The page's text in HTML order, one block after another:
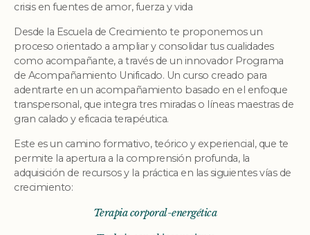
crisis en fuentes de amor, fuerza y vida
Desde la Escuela de Crecimiento te proponemos un
proceso orientado a ampliar y consolidar tus cualidades
como acompañante, a través de un innovador Programa
de Acompañamiento Unificado. Un curso creado para
adentrarte en un acompañamiento basado en el enfoque
transpersonal, que integra tres miradas o líneas maestras de
gran calado y eficacia terapéutica.
Este es un camino formativo, teórico y experiencial, que te
permite la apertura a la comprensión profunda, la
adquisición de recursos y la práctica en las siguientes vías de
crecimiento:
Terapia corporal-energética